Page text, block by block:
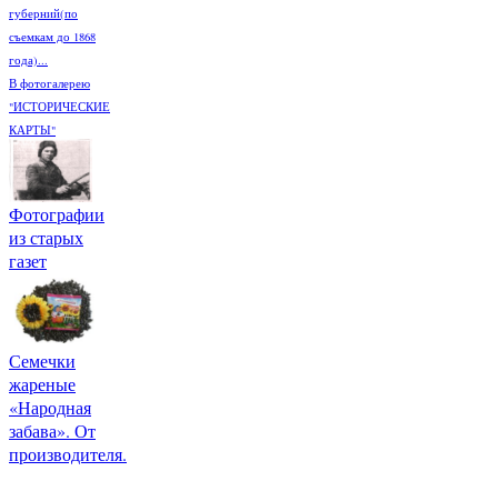
губерний(по
съемкам до 1868
года)...
В фотогалерею
"ИСТОРИЧЕСКИЕ
КАРТЫ"
Фотографии
из старых
газет
Семечки
жареные
«Народная
забава». От
производителя.